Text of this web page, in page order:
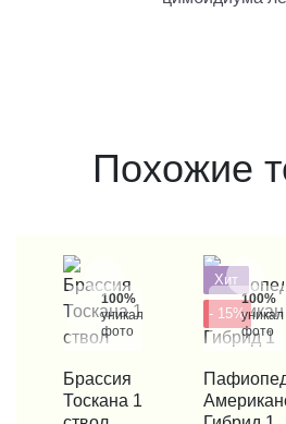
Похожие
100%
уникальные
фото
КУПИТЬ В 1 КЛИК
Брассия
Тоскана 1
Хит
- 15%
100%
фото
КУПИТЬ В 1